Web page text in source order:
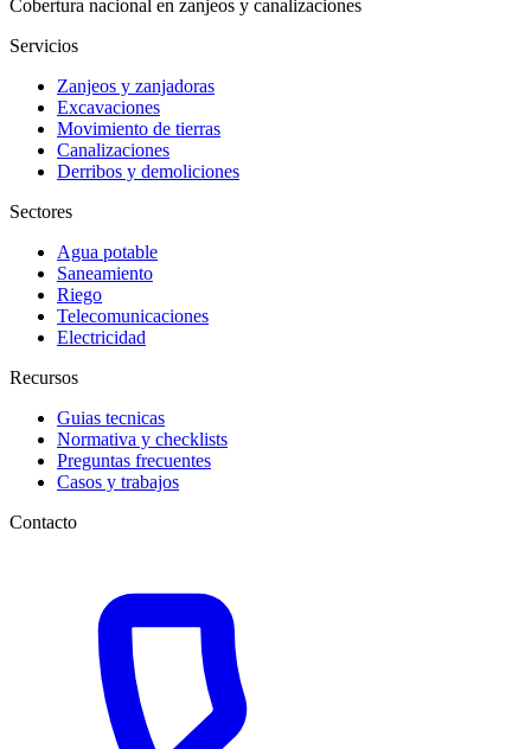
Cobertura nacional en zanjeos y canalizaciones
Servicios
Zanjeos y zanjadoras
Excavaciones
Movimiento de tierras
Canalizaciones
Derribos y demoliciones
Sectores
Agua potable
Saneamiento
Riego
Telecomunicaciones
Electricidad
Recursos
Guias tecnicas
Normativa y checklists
Preguntas frecuentes
Casos y trabajos
Contacto